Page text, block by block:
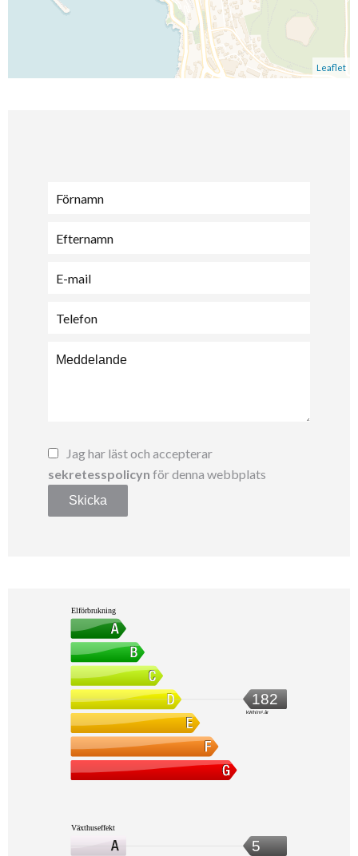
Leaflet
Jag har läst och accepterar
sekretesspolicyn för denna webbplats
Skicka
Elförbrukning
182
kWh/m².år
Växthuseffekt
5